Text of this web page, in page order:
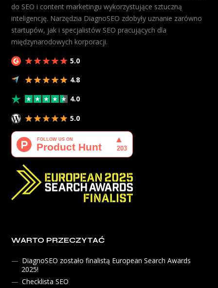
do SEO i content marketingu wykorzystujące sztuczną
inteligencję. Narzędzia DiagnoSEO zdobyły uznanie zarówno
startupów, jak i specjalistów SEO pracujących dla
międzynarodowych korporacji.
5.0
4.8
4.0
5.0
WARTO PRZECZYTAĆ
DiagnoSEO zostało finalistą European Search Awards
2025!
Checklista SEO